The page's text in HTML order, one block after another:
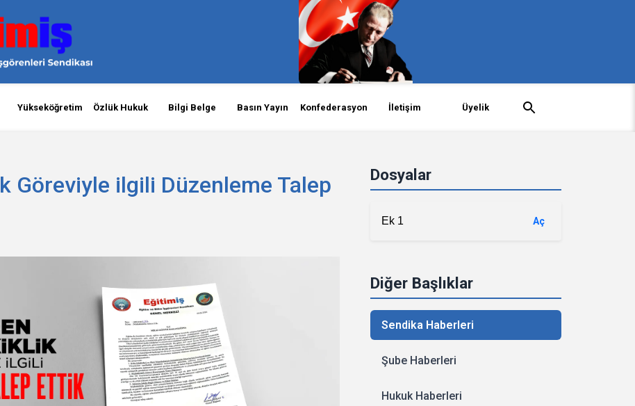
Yükseköğretim Özlük Hukuk Bilgi Belge Basın Yayın Konfederasyon İletişim Üyelik
Dosyalar
Ek 1 Aç
Diğer Başlıklar
Sendika Haberleri
Şube Haberleri
Hukuk Haberleri
Göreviyle ilgili Düzenleme Talep